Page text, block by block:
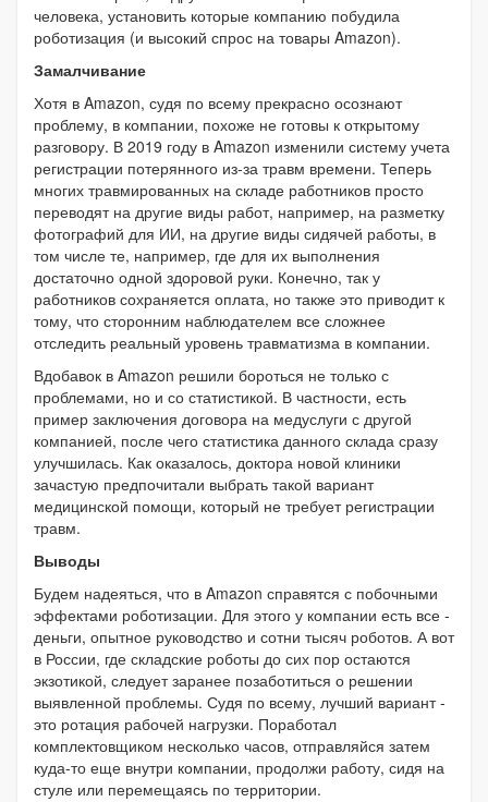
человека, установить которые компанию побудила
роботизация (и высокий спрос на товары Amazon).
Замалчивание
Хотя в Amazon, судя по всему прекрасно осознают
проблему, в компании, похоже не готовы к открытому
разговору. В 2019 году в Amazon изменили систему учета
регистрации потерянного из-за травм времени. Теперь
многих травмированных на складе работников просто
переводят на другие виды работ, например, на разметку
фотографий для ИИ, на другие виды сидячей работы, в
том числе те, например, где для их выполнения
достаточно одной здоровой руки. Конечно, так у
работников сохраняется оплата, но также это приводит к
тому, что сторонним наблюдателем все сложнее
отследить реальный уровень травматизма в компании.
Вдобавок в Amazon решили бороться не только с
проблемами, но и со статистикой. В частности, есть
пример заключения договора на медуслуги с другой
компанией, после чего статистика данного склада сразу
улучшилась. Как оказалось, доктора новой клиники
зачастую предпочитали выбрать такой вариант
медицинской помощи, который не требует регистрации
травм.
Выводы
Будем надеяться, что в Amazon справятся с побочными
эффектами роботизации. Для этого у компании есть все -
деньги, опытное руководство и сотни тысяч роботов. А вот
в России, где складские роботы до сих пор остаются
экзотикой, следует заранее позаботиться о решении
выявленной проблемы. Судя по всему, лучший вариант -
это ротация рабочей нагрузки. Поработал
комплектовщиком несколько часов, отправляйся затем
куда-то еще внутри компании, продолжи работу, сидя на
стуле или перемещаясь по территории.